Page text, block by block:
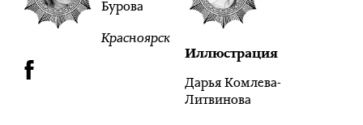
Бурова
Красноярск
Иллюстрация
Дарья Комлева-
Литвинова